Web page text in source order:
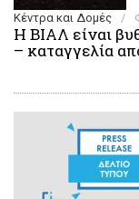
Κέντρα και Δομές /
Η ΒΙΑΛ είναι
– καταγγελία